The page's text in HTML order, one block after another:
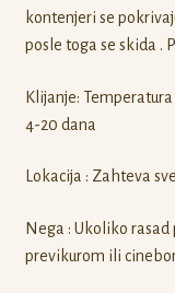
kontenjeri se
posle toga se skida .
Klijanje: Temperatura
4-20 dana
Lokacija : Zahteva
Nega : Ukoliko
previkurom ili